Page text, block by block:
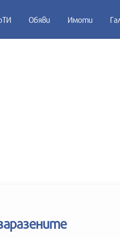
Обяви Имоти